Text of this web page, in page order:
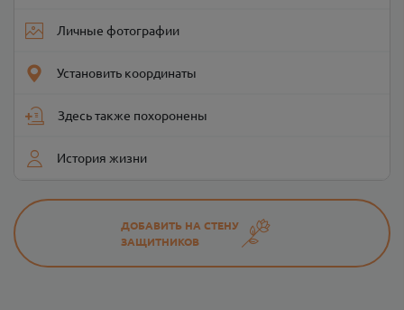
Личные фотографии
Установить координаты
Здесь также похоронены
История жизни
ДОБАВИТЬ НА СТЕНУ
ЗАЩИТНИКОВ